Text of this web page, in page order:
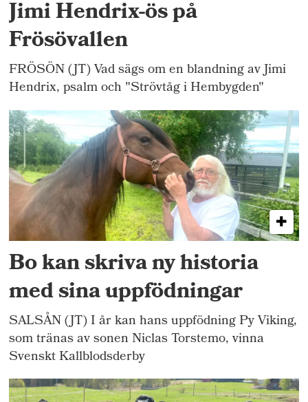
Jimi Hendrix-ös på
Frösövallen
FRÖSÖN (JT) Vad sägs om en blandning av Jimi
Hendrix, psalm och "Strövtåg i Hembygden"
Bo kan skriva ny historia
med sina uppfödningar
SALSÅN (JT) I år kan hans uppfödning Py Viking,
som tränas av sonen Niclas Torstemo, vinna
Svenskt Kallblodsderby